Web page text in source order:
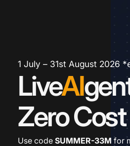
1 July – 31st August 2026
LiveAI
Zero Cost
Use code SUMMER-33M for